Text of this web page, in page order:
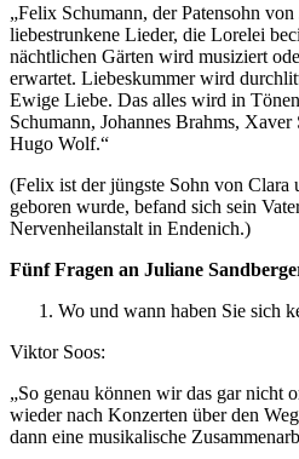
„Felix Schumann, der Patensohn
liebestrunkene Lieder, die Lorelei
nächtlichen Gärten wird musiziert
erwartet. Liebeskummer wird
Ewige Liebe. Das alles wird in
Schumann, Johannes Brahms,
Hugo Wolf.“
(Felix ist der jüngste Sohn von Clara
geboren wurde, befand sich sein
Nervenheilanstalt in Endenich.)
Fünf Fragen an Juliane
Wo und wann haben Sie sich
Viktor Soos:
„So genau können wir das gar nicht
wieder nach Konzerten über den
dann eine musikalische